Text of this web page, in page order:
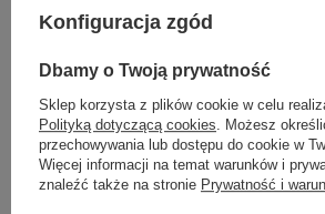
One size 5906694103407
Konfiguracja zgód
Dbamy o Twoją prywatność
Sklep korzysta z plików cookie w celu
Polityką dotyczącą cookies. Możesz
przechowywania lub dostępu do cookie w
Więcej informacji na temat warunków i
znaleźć także na stronie Prywatność i